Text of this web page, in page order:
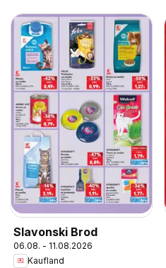
Slavonski Brod
06.08. - 11.08.2026
Kaufland